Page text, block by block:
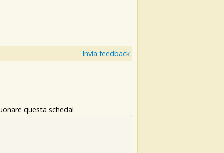
Invia feedback
questa scheda!